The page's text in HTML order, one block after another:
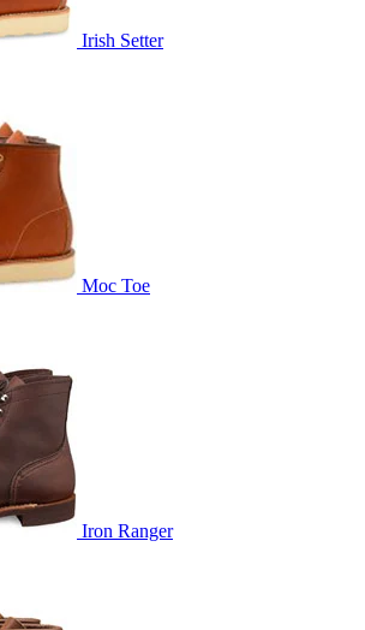
Irish Setter
Moc Toe
Iron Ranger